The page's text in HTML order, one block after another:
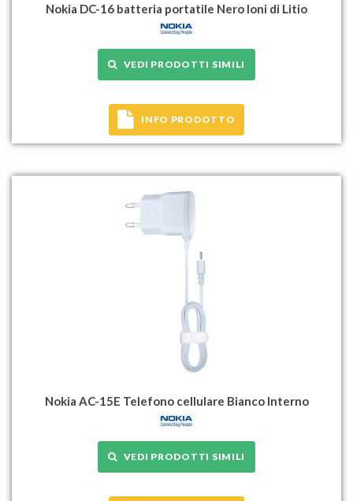
Nokia DC-16 batteria portatile Nero Ioni di Litio
VEDI PRODOTTI SIMILI
INFO PRODOTTO
Nokia AC-15E Telefono cellulare Bianco Interno
VEDI PRODOTTI SIMILI